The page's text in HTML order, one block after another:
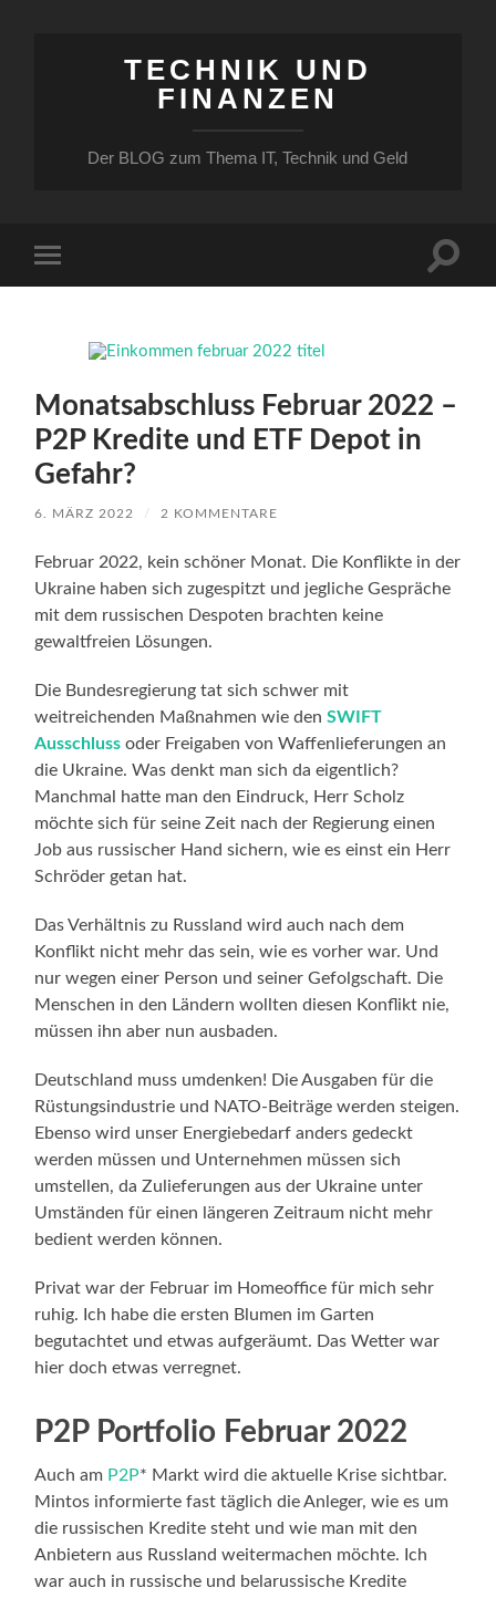
TECHNIK UND
FINANZEN
Der BLOG zum Thema IT, Technik und Geld
Menü
Monatsabschluss Februar 2022 –
P2P Kredite und ETF Depot in
Gefahr?
6. MÄRZ 2022 / 2 KOMMENTARE
Februar 2022, kein schöner Monat. Die Konflikte in der
Ukraine haben sich zugespitzt und jegliche Gespräche
mit dem russischen Despoten brachten keine
gewaltfreien Lösungen.
Die Bundesregierung tat sich schwer mit
weitreichenden Maßnahmen wie denSWIFT
Ausschlussoder Freigaben von Waffenlieferungen an
die Ukraine. Was denkt man sich da eigentlich?
Manchmal hatte man den Eindruck, Herr Scholz
möchte sich für seine Zeit nach der Regierung einen
Job aus russischer Hand sichern, wie es einst ein Herr
Schröder getan hat.
Das Verhältnis zu Russland wird auch nach dem
Konflikt nicht mehr das sein, wie es vorher war. Und
nur wegen einer Person und seiner Gefolgschaft. Die
Menschen in den Ländern wollten diesen Konflikt nie,
müssen ihn aber nun ausbaden.
Deutschland muss umdenken! Die Ausgaben für die
Rüstungsindustrie und NATO-Beiträge werden steigen.
Ebenso wird unser Energiebedarf anders gedeckt
werden müssen und Unternehmen müssen sich
umstellen, da Zulieferungen aus der Ukraine unter
Umständen für einen längeren Zeitraum nicht mehr
bedient werden können.
Privat war der Februar im Homeoffice für mich sehr
ruhig. Ich habe die ersten Blumen im Garten
begutachtet und etwas aufgeräumt. Das Wetter war
hier doch etwas verregnet.
P2P Portfolio Februar 2022
Auch am P2P* Markt wird die aktuelle Krise sichtbar.
Mintos informierte fast täglich die Anleger, wie es um
die russischen Kredite steht und wie man mit den
Anbietern aus Russland weitermachen möchte. Ich
war auch in russische und belarussische Kredite